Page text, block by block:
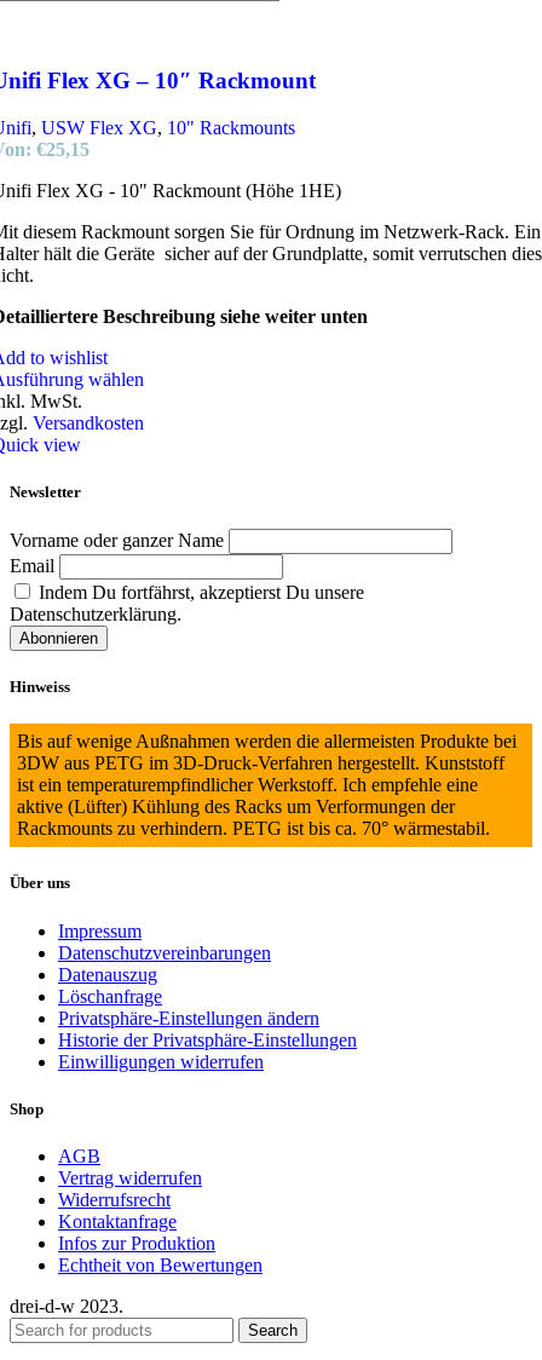
Flex XG – 10″ Rackmount
, USW Flex XG, 10" Rackmounts
€25,15
Flex XG - 10" Rackmount (Höhe 1HE)
diesem Rackmount sorgen Sie für Ordnung im Netzwerk-Rack. Ein
hält die Geräte sicher auf der Grundplatte, somit verrutschen
Beschreibung siehe weiter unten
to wishlist
wählen
MwSt.
Versandkosten
view
Newsletter
Vorname oder ganzer Name
Email
Indem Du fortfährst, akzeptierst Du unsere
Datenschutzerklärung.
Hinweiss
Bis auf wenige Außnahmen werden die allermeisten Produkte bei
3DW aus PETG im 3D-Druck-Verfahren hergestellt. Kunststoff
ist ein temperaturempfindlicher Werkstoff. Ich empfehle eine
aktive (Lüfter) Kühlung des Racks um Verformungen der
Rackmounts zu verhindern. PETG ist bis ca. 70° wärmestabil.
Über uns
Impressum
Datenschutzvereinbarungen
Datenauszug
Löschanfrage
Privatsphäre-Einstellungen ändern
Historie der Privatsphäre-Einstellungen
Einwilligungen widerrufen
Shop
AGB
Vertrag widerrufen
Widerrufsrecht
Kontaktanfrage
Infos zur Produktion
Echtheit von Bewertungen
drei-d-w 2023.
Search